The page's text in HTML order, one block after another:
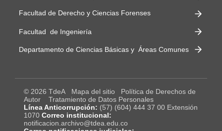
Facultad de Derecho y Ciencias Forenses
Facultad de Ingeniería
Departamento de Ciencias Básicas y Áreas Comunes
© 2026 TdeA Mapa del sitio
Política de Derechos de
Autor
Tratamiento de Datos Personales
Línea Anticorrupción: (57) (604) 444 37 00 Extensión
1070 Correo institucional:
notificacion.archivo@tdea.edu.co